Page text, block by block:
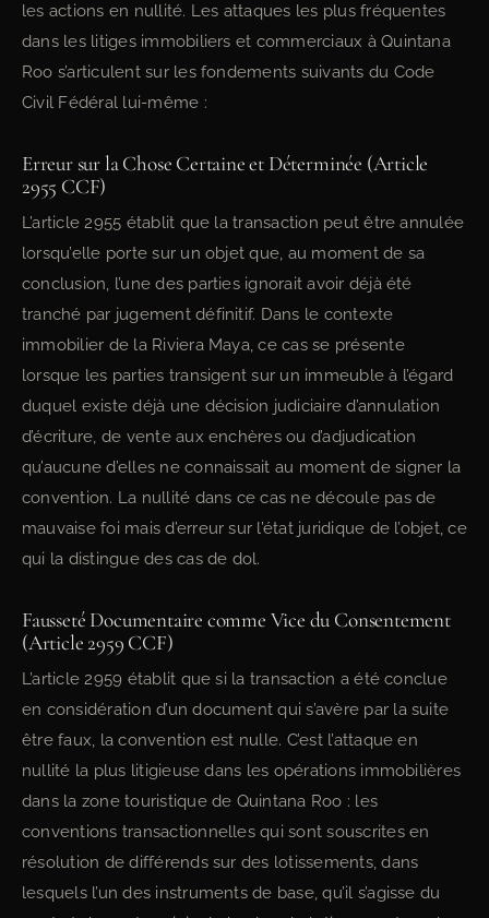
les actions en nullité. Les attaques les plus fréquentes
dans les litiges immobiliers et commerciaux à Quintana
Roo s’articulent sur les fondements suivants du Code
Civil Fédéral lui-même :
Erreur sur la Chose Certaine et Déterminée (Article
2955 CCF)
L’article 2955 établit que la transaction peut être annulée
lorsqu’elle porte sur un objet que, au moment de sa
conclusion, l’une des parties ignorait avoir déjà été
tranché par jugement définitif. Dans le contexte
immobilier de la Riviera Maya, ce cas se présente
lorsque les parties transigent sur un immeuble à l’égard
duquel existe déjà une décision judiciaire d’annulation
d’écriture, de vente aux enchères ou d’adjudication
qu’aucune d’elles ne connaissait au moment de signer la
convention. La nullité dans ce cas ne découle pas de
mauvaise foi mais d’erreur sur l’état juridique de l’objet, ce
qui la distingue des cas de dol.
Fausseté Documentaire comme Vice du Consentement
(Article 2959 CCF)
L’article 2959 établit que si la transaction a été conclue
en considération d’un document qui s’avère par la suite
être faux, la convention est nulle. C’est l’attaque en
nullité la plus litigieuse dans les opérations immobilières
dans la zone touristique de Quintana Roo : les
conventions transactionnelles qui sont souscrites en
résolution de différends sur des lotissements, dans
lesquels l’un des instruments de base, qu’il s’agisse du